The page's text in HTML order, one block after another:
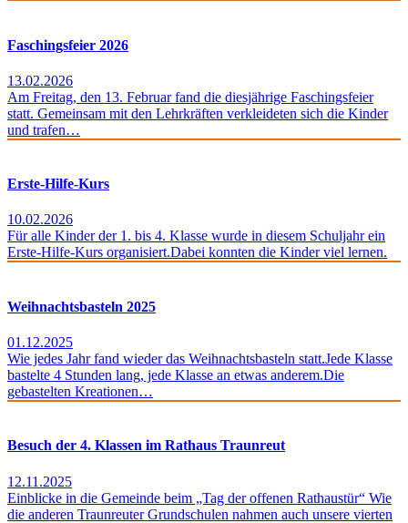
Faschingsfeier 2026
13.02.2026
Am Freitag, den 13. Februar fand die diesjährige Faschingsfeier
statt. Gemeinsam mit den Lehrkräften verkleideten sich die Kinder
und trafen…
Erste-Hilfe-Kurs
10.02.2026
Für alle Kinder der 1. bis 4. Klasse wurde in diesem Schuljahr ein
Erste-Hilfe-Kurs organisiert.Dabei konnten die Kinder viel lernen.
Weihnachtsbasteln 2025
01.12.2025
Wie jedes Jahr fand wieder das Weihnachtsbasteln statt.Jede Klasse
bastelte 4 Stunden lang, jede Klasse an etwas anderem.Die
gebastelten Kreationen…
Besuch der 4. Klassen im Rathaus Traunreut
12.11.2025
Einblicke in die Gemeinde beim „Tag der offenen Rathaustür“ Wie
die anderen Traunreuter Grundschulen nahmen auch unsere vierten